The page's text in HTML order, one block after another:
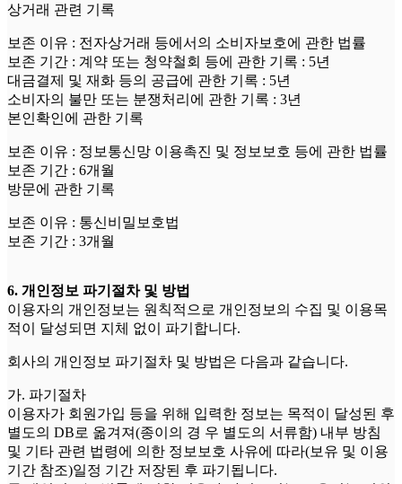
상거래 관련 기록
보존 이유 : 전자상거래 등에서의 소비자보호에 관한 법률
보존 기간 : 계약 또는 청약철회 등에 관한 기록 : 5년
대금결제 및 재화 등의 공급에 관한 기록 : 5년
소비자의 불만 또는 분쟁처리에 관한 기록 : 3년
본인확인에 관한 기록
보존 이유 : 정보통신망 이용촉진 및 정보보호 등에 관한 법률
보존 기간 : 6개월
방문에 관한 기록
보존 이유 : 통신비밀보호법
보존 기간 : 3개월
6. 개인정보 파기절차 및 방법
이용자의 개인정보는 원칙적으로 개인정보의 수집 및 이용목
적이 달성되면 지체 없이 파기합니다.
회사의 개인정보 파기절차 및 방법은 다음과 같습니다.
가. 파기절차
이용자가 회원가입 등을 위해 입력한 정보는 목적이 달성된 후
별도의 DB로 옮겨져(종이의 경 우 별도의 서류함) 내부 방침
및 기타 관련 법령에 의한 정보보호 사유에 따라(보유 및 이용
기간 참조)일정 기간 저장된 후 파기됩니다.